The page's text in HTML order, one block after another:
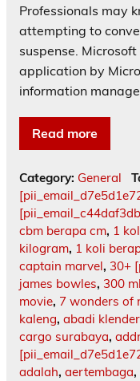
Professionals may
attempting to
suspense.
application by
information
Read more
Category: General
cbm berapa cm, 1
kilogram, 1 koli
captain marvel, 30+
james bowles, 300
movie, 7 wonders of
kaleng, abadi
cargo surabaya,
adalah, aertembaga,